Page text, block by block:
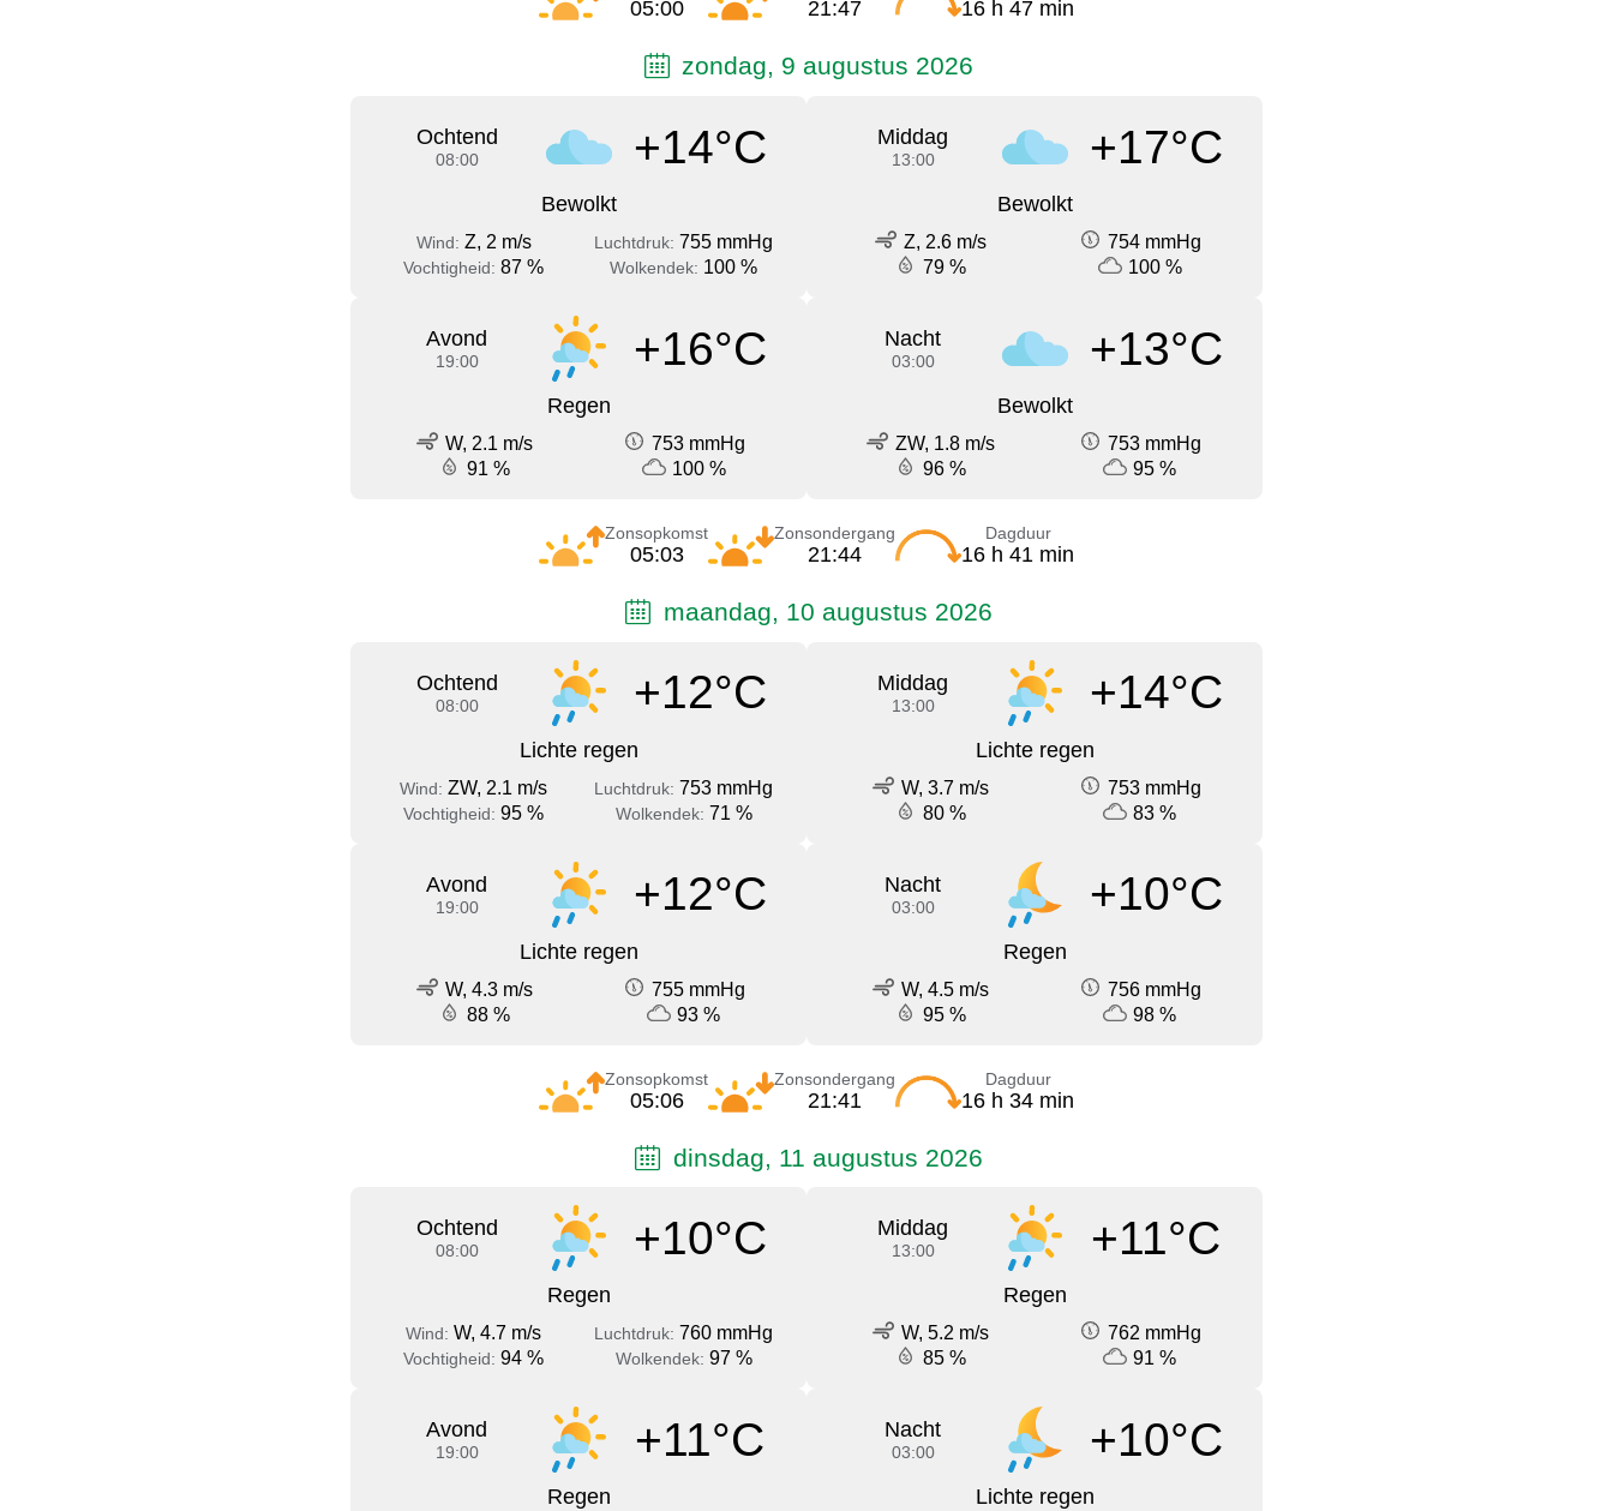
05:00 21:47 16 h 47 min
zondag, 9 augustus 2026
Ochtend
08:00 +14°C
Bewolkt
Wind: Z, 2 m/s Luchtdruk: 755 mmHg
Vochtigheid: 87 % Wolkendek: 100 %
Middag
13:00 +17°C
Bewolkt
Z, 2.6 m/s
754 mmHg
79 %
100 %
Avond
19:00 +16°C
Regen
W, 2.1 m/s
753 mmHg
91 %
100 %
Nacht
03:00 +13°C
Bewolkt
ZW, 1.8 m/s
753 mmHg
96 %
95 %
Zonsopkomst
05:03
Zonsondergang
21:44
Dagduur
16 h 41 min
maandag, 10 augustus 2026
Ochtend
08:00 +12°C
Lichte regen
Wind: ZW, 2.1 m/s Luchtdruk: 753 mmHg
Vochtigheid: 95 % Wolkendek: 71 %
Middag
13:00 +14°C
Lichte regen
W, 3.7 m/s
753 mmHg
80 %
83 %
Avond
19:00 +12°C
Lichte regen
W, 4.3 m/s
755 mmHg
88 %
93 %
Nacht
03:00 +10°C
Regen
W, 4.5 m/s
756 mmHg
95 %
98 %
Zonsopkomst
05:06
Zonsondergang
21:41
Dagduur
16 h 34 min
dinsdag, 11 augustus 2026
Ochtend
08:00 +10°C
Regen
Wind: W, 4.7 m/s Luchtdruk: 760 mmHg
Vochtigheid: 94 % Wolkendek: 97 %
Middag
13:00 +11°C
Regen
W, 5.2 m/s
762 mmHg
85 %
91 %
Avond
19:00 +11°C
Regen
Nacht
03:00 +10°C
Lichte regen